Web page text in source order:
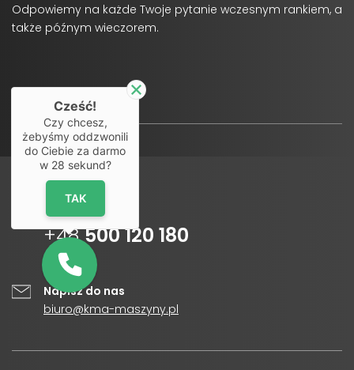
Odpowiemy na każde Twoje pytanie wczesnym rankiem, a
także późnym wieczorem.
Infolinia
+48500 120 180
Napisz do nas
biuro@kma-maszyny.pl
Cześć!
Czy chcesz,
żebyśmy oddzwonili
do Ciebie za darmo
w 28 sekund?
TAK